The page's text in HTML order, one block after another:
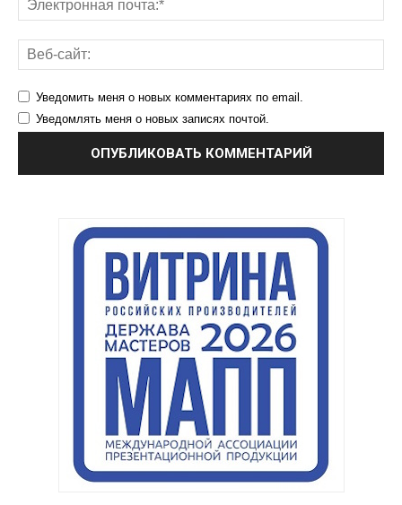
Уведомить меня о новых комментариях по email.
Уведомлять меня о новых записях почтой.